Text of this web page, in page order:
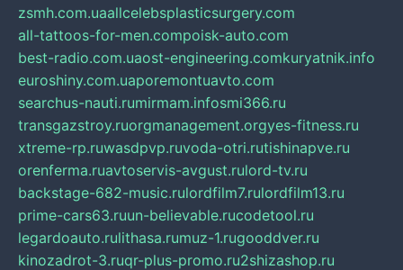
zsmh.com.uaallcelebsplasticsurgery.com
all-tattoos-for-men.compoisk-auto.com
best-radio.com.uaost-engineering.comkuryatnik.info
euroshiny.com.uaporemontuavto.com
searchus-nauti.rumirmam.infosmi366.ru
transgazstroy.ruorgmanagement.orgyes-fitness.ru
xtreme-rp.ruwasdpvp.ruvoda-otri.rutishinapve.ru
orenferma.ruavtoservis-avgust.rulord-tv.ru
backstage-682-music.rulordfilm7.rulordfilm13.ru
prime-cars63.ruun-believable.rucodetool.ru
legardoauto.rulithasa.rumuz-1.rugooddver.ru
kinozadrot-3.ruqr-plus-promo.ru2shizashop.ru